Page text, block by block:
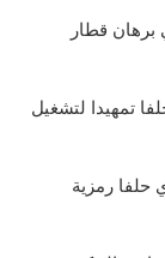
برهان قطار
تمهيدا لتشغيل
حلفا رمزية